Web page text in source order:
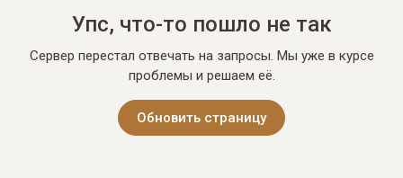
Упс, что-то пошло не так
Сервер перестал отвечать на запросы. Мы уже в курсе
проблемы и решаем её.
Обновить страницу